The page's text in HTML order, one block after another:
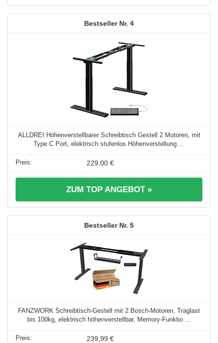
4
ALLDREI Höhenverstellbarer Schreibtisch Gestell 2 Motoren, mit
Type C Port, elektrisch stufenlos Höhenverstellung ...
229,00 €
ZUM TOP ANGEBOT »
5
FANZWORK Schreibtisch-Gestell mit 2 Bosch-Motoren, Traglast
bis 100kg, elektrisch höhenverstellbar, Memory-Funktio ...
239,99 €